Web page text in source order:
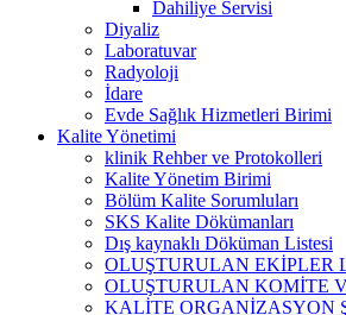
Dahiliye Servisi
Diyaliz
Laboratuvar
Radyoloji
İdare
Evde Sağlık Hizmetleri Birimi
Kalite Yönetimi
klinik Rehber ve Protokolleri
Kalite Yönetim Birimi
Bölüm Kalite Sorumluları
SKS Kalite Dökümanları
Dış kaynaklı Döküman Listesi
OLUŞTURULAN EKİPLER
OLUŞTURULAN KOMİTE
KALİTE ORGANİZASYON